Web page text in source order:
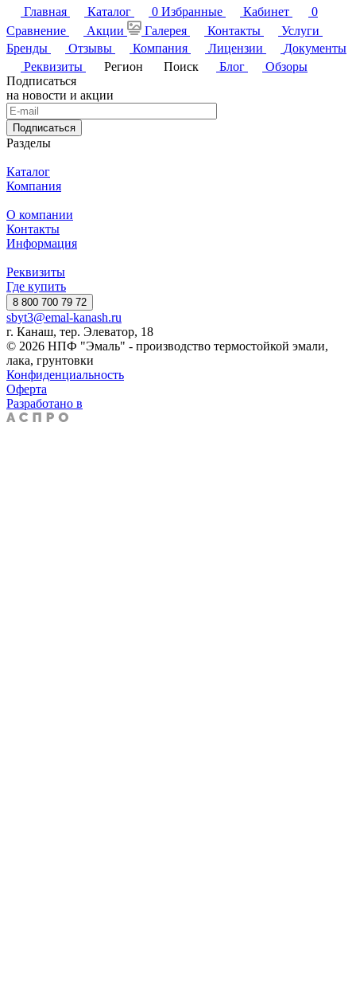
Главная
Каталог 0 Избранные Кабинет
0
Сравнение
Акции Галерея Контакты
Услуги
Бренды
Отзывы Компания Лицензии
Документы
Реквизиты
Регион Поиск Блог
Обзоры
Подписаться
на новости и акции
Подписаться
Разделы
Каталог
Компания
О компании
Контакты
Информация
Реквизиты
Где купить
8 800 700 79 72
sbyt3@emal-kanash.ru
г. Канаш, тер. Элеватор, 18
© 2026 НПФ "Эмаль" - производство термостойкой эмали,
лака, грунтовки
Конфиденциальность
Оферта
Разработано в